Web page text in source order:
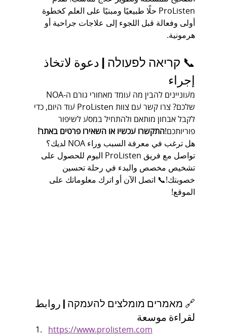
ProListen حلًا طبيعيًا ومبنيًا على العلم كخطوة
أولى وفعالة قبل اللجوء إلى علاجات جراحية أو
هرمونية.
📞 קריאה לפעולה | دعوة لاتخاذ
إجراء
שלכם? צרו קשר עם צוות ProListen עוד היום, כדי
לקבל אבחון מותאם ולהתחיל במסע לשיפור
פוריותכם!התקשרו עכשיו או השאירו פרטים באתר!
هل ترغب في معرفة السبب وراء NOA لديك؟
تواصل مع فريق ProListen اليوم للحصول على
تشخيص مخصص والبدء في رحلة تحسين
خصوبتك!📞 اتصل الآن أو اترك معلوماتك على
الموقع!
🔗 מאמרים מומלצים להעמקה | روابط
لقراءة موسعة
https://www.prolistem.com